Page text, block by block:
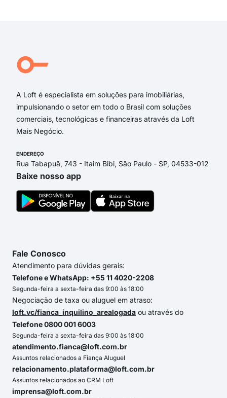
A Loft é especialista em soluções para imobiliárias,
impulsionando o setor em todo o Brasil com soluções
comerciais, tecnológicas e financeiras através da Loft
Mais Negócio.
ENDEREÇO
Rua Tabapuã, 743 - Itaim Bibi, São Paulo - SP, 04533-012
Baixe nosso app
Fale Conosco
Atendimento para dúvidas gerais:
Telefone e WhatsApp: +55 11 4020-2208
Segunda-feira a sexta-feira das 9:00 às 18:00
Negociação de taxa ou aluguel em atraso:
loft.vc/fianca_inquilino_arealogada ou através do
Telefone 0800 001 6003
Segunda-feira a sexta-feira das 9:00 às 18:00
atendimento.fianca@loft.com.br
Assuntos relacionados a Fiança Aluguel
relacionamento.plataforma@loft.com.br
Assuntos relacionados ao CRM Loft
imprensa@loft.com.br